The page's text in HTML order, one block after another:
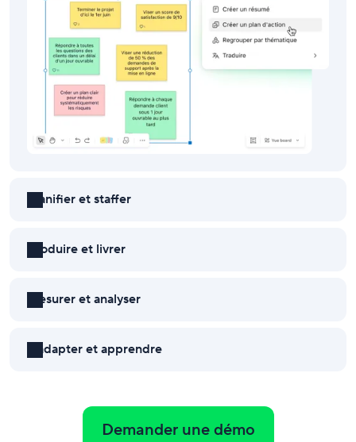
Planifier et staffer
Produire et livrer
Mesurer et analyser
S'adapter et apprendre
Demander une démo